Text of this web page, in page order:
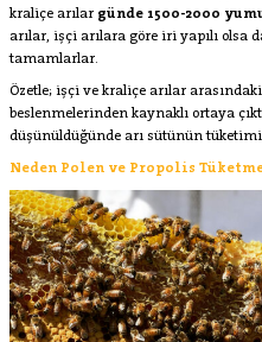
kraliçe arılar günde 1500-2000
arılar, işçi arılara göre iri yapılı olsa
tamamlarlar.
Özetle; işçi ve kraliçe arılar
beslenmelerinden kaynaklı ortaya
düşünüldüğünde arı sütünün
Neden Polen ve Propolis